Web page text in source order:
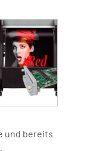
und bereits